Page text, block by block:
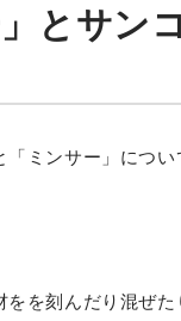
とサン
ミンサー」につい
を刻んだり混ぜた